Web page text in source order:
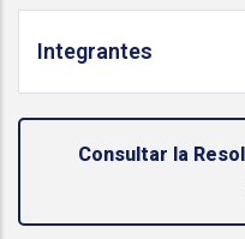
Integrantes
Consultar la